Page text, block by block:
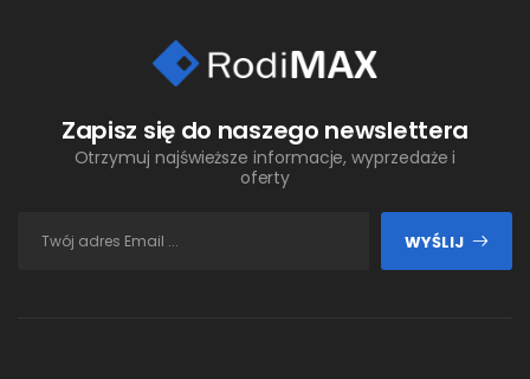
Zapisz się do naszego newslettera
Otrzymuj najświeższe informacje, wyprzedaże i
oferty
WYŚLIJ